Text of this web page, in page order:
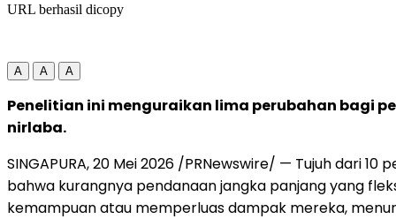
URL berhasil dicopy
A A A
Penelitian ini menguraikan lima perubahan bagi
nirlaba.
SINGAPURA,20 Mei 2026 /PRNewswire/ — Tujuh dari 10
bahwa kurangnya pendanaan jangka panjang yang
kemampuan atau memperluas dampak mereka,